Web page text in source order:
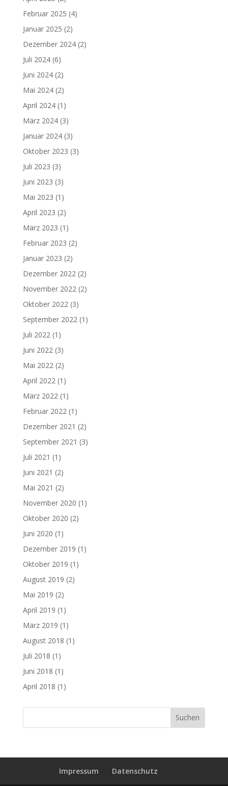
Februar 2025 (4)
Januar 2025 (2)
Dezember 2024(2)
Juli 2024(6)
Juni 2024(2)
Mai 2024(2)
April 2024(1)
März 2024(3)
Januar 2024(3)
Oktober 2023 (3)
Juli 2023 (3)
Juni 2023 (3)
Mai 2023 (1)
April 2023 (2)
März 2023 (1)
Februar 2023 (2)
Januar 2023 (2)
Dezember 2022 (2)
November 2022 (2)
Oktober 2022 (3)
September 2022 (1)
Juli 2022 (1)
Juni 2022 (3)
Mai 2022 (2)
April 2022 (1)
März 2022 (1)
Februar 2022 (1)
Dezember 2021 (2)
September 2021 (3)
Juli 2021 (1)
Juni 2021 (2)
Mai 2021 (2)
November 2020 (1)
Oktober 2020 (2)
Juni 2020 (1)
Dezember 2019 (1)
Oktober 2019 (1)
August 2019 (2)
Mai 2019 (2)
April 2019 (1)
März 2019 (1)
August 2018 (1)
Juli 2018 (1)
Juni 2018 (1)
April 2018 (1)
Impressum Datenschutz